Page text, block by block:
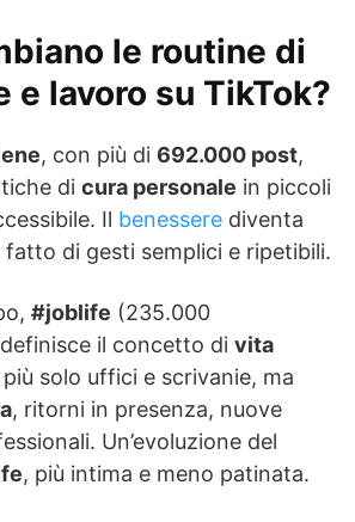
le routine di
e lavoro su TikTok?
, con più di 692.000 post,
di cura personale in piccoli
Il benessere diventa
di gesti semplici e ripetibili.
#joblife (235.000
il concetto di vita
solo uffici e scrivanie, ma
, ritorni in presenza, nuove
Un’evoluzione del
, più intima e meno patinata.